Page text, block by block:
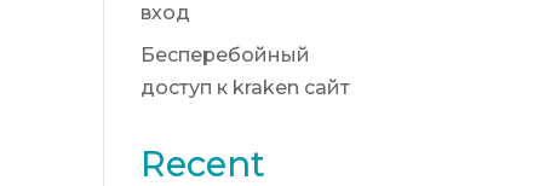
вход
Бесперебойный
доступ к kraken сайт
Recent